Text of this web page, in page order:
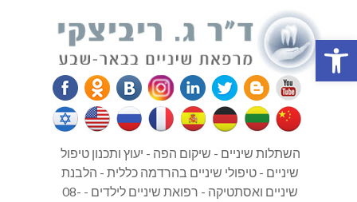
פתח סרגל נגישות
השתלות שיניים - שיקום הפה - יעוץ ותכנון טיפול
שיניים - טיפולי שיניים בהרדמה כללית - הלבנת
שיניים ואסתטיקה - רפואת שיניים לילדים - 08-